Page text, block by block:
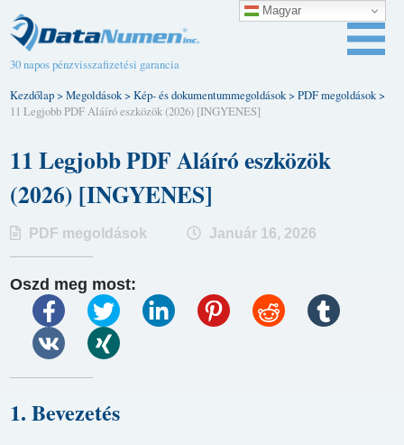
30 napos pénzvisszafizetési garancia
Kezdőlap>Megoldások>Kép- és dokumentummegoldások>PDF megoldások>
11 Legjobb PDF Aláíró eszközök (2026) [INGYENES]
11 Legjobb PDF Aláíró eszközök
(2026) [INGYENES]
PDF megoldások Január 16, 2026
Oszd meg most:
1. Bevezetés
Magyar